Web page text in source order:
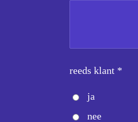
reeds klant *
ja
nee